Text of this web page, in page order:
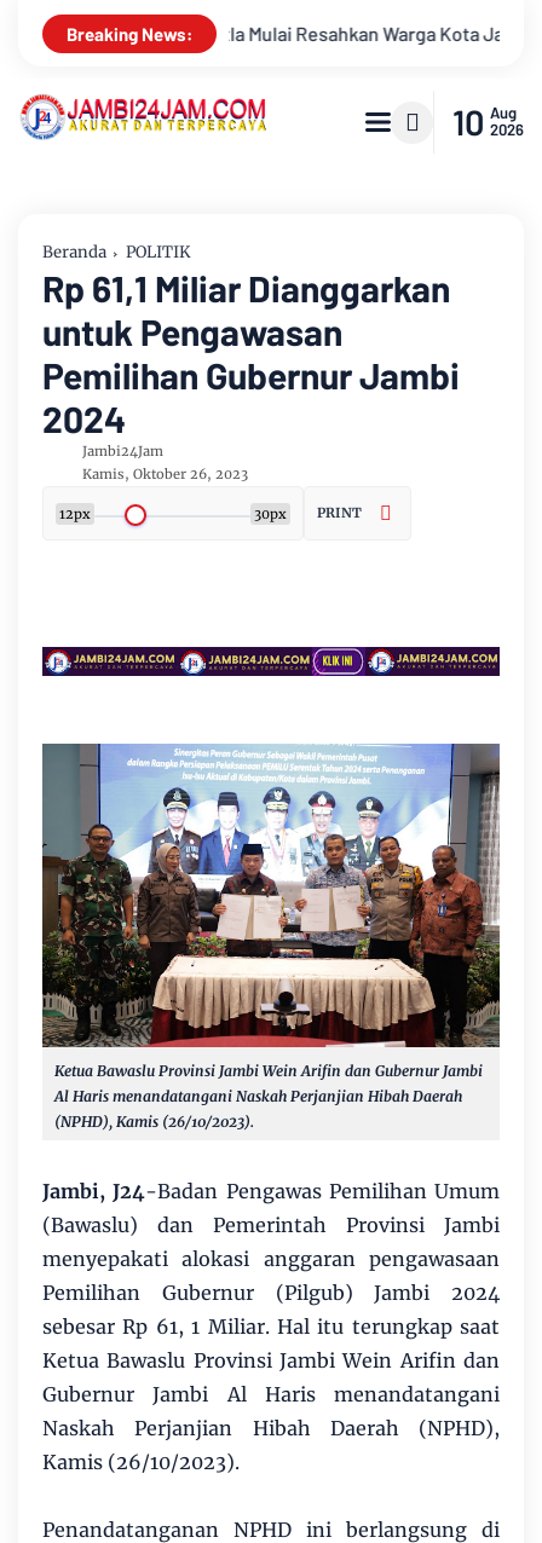
Breaking News:
Kota Jambi, Pemadaman di Sungai Gelam Terus Dikebut
10 Aug
2026
Beranda POLITIK
Rp 61,1 Miliar Dianggarkan
untuk Pengawasan
Pemilihan Gubernur Jambi
2024
Jambi24Jam
Kamis, Oktober 26, 2023
12px 30px PRINT
Ketua Bawaslu Provinsi Jambi Wein Arifin dan Gubernur Jambi
Al Haris menandatangani Naskah Perjanjian Hibah Daerah
(NPHD), Kamis (26/10/2023).
Jambi, J24-Badan Pengawas Pemilihan Umum
(Bawaslu) dan Pemerintah Provinsi Jambi
menyepakati alokasi anggaran pengawasaan
Pemilihan Gubernur (Pilgub) Jambi 2024
sebesar Rp 61, 1 Miliar. Hal itu terungkap saat
Ketua Bawaslu Provinsi Jambi Wein Arifin dan
Gubernur Jambi Al Haris menandatangani
Naskah Perjanjian Hibah Daerah (NPHD),
Kamis (26/10/2023).
Penandatanganan NPHD ini berlangsung di